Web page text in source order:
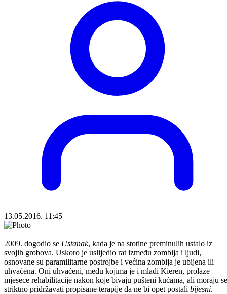
13.05.2016. 11:45
2009. dogodio se Ustanak, kada je na stotine preminulih ustalo iz
svojih grobova. Uskoro je uslijedio rat između zombija i ljudi,
osnovane su paramilitarne postrojbe i većina zombija je ubijena ili
uhvaćena. Oni uhvaćeni, među kojima je i mladi Kieren, prolaze
mjesece rehabilitacije nakon koje bivaju pušteni kućama, ali moraju se
striktno pridržavati propisane terapije da ne bi opet postali bijesni.